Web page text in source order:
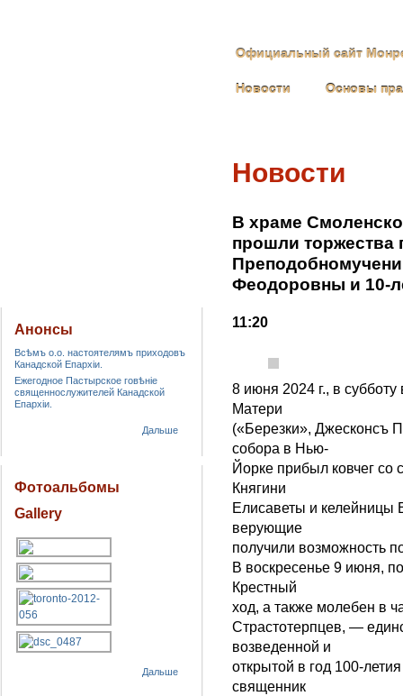
Официальный сайт
Новости Основы
Новости
В храме
прошли торжества
Феодоровны и 10-
11:20
8 июня 2024 г., в
Матери
(«Березки», Джесконсъ
собора в Нью-
Йорке прибыл ковчег
Княгини
Елисаветы и келейницы
верующие
получили возможность
В воскресенье 9 июня,
Крестный
ход, а также молебен в
Страстотерпцев, —
возведенной и
открытой в год 100-
священник
Анонсы
Всѣмъ о.о. настоятелямъ приходовъ
Канадской Епархiи.
Ежегодное Пастырское говѣніе
священнослужителей Канадской
Епархіи.
Дальше
Фотоальбомы
Gallery
Дальше